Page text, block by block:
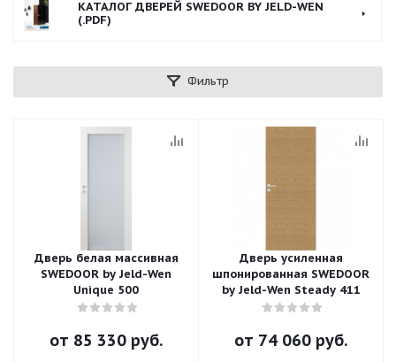
КАТАЛОГ ДВЕРЕЙ SWEDOOR BY JELD-WEN
(.PDF)
Фильтр
Дверь белая массивная
SWEDOOR by Jeld-Wen
Unique 500
от 85 330 руб.
Дверь усиленная
шпонированная SWEDOOR
by Jeld-Wen Steady 411
от 74 060 руб.